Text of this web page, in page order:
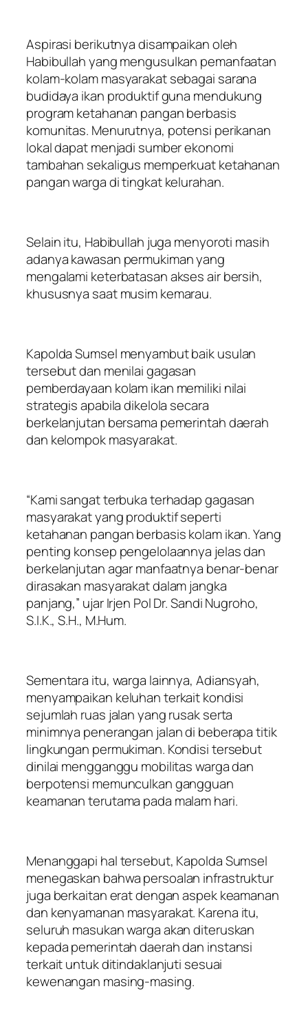
Aspirasi berikutnya disampaikan oleh
Habibullah yang mengusulkan pemanfaatan
kolam-kolam masyarakat sebagai sarana
budidaya ikan produktif guna mendukung
program ketahanan pangan berbasis
komunitas. Menurutnya, potensi perikanan
lokal dapat menjadi sumber ekonomi
tambahan sekaligus memperkuat ketahanan
pangan warga di tingkat kelurahan.
Selain itu, Habibullah juga menyoroti masih
adanya kawasan permukiman yang
mengalami keterbatasan akses air bersih,
khususnya saat musim kemarau.
Kapolda Sumsel menyambut baik usulan
tersebut dan menilai gagasan
pemberdayaan kolam ikan memiliki nilai
strategis apabila dikelola secara
berkelanjutan bersama pemerintah daerah
dan kelompok masyarakat.
“Kami sangat terbuka terhadap gagasan
masyarakat yang produktif seperti
ketahanan pangan berbasis kolam ikan. Yang
penting konsep pengelolaannya jelas dan
berkelanjutan agar manfaatnya benar-benar
dirasakan masyarakat dalam jangka
panjang,” ujar Irjen Pol Dr. Sandi Nugroho,
S.I.K., S.H., M.Hum.
Sementara itu, warga lainnya, Adiansyah,
menyampaikan keluhan terkait kondisi
sejumlah ruas jalan yang rusak serta
minimnya penerangan jalan di beberapa titik
lingkungan permukiman. Kondisi tersebut
dinilai mengganggu mobilitas warga dan
berpotensi memunculkan gangguan
keamanan terutama pada malam hari.
Menanggapi hal tersebut, Kapolda Sumsel
menegaskan bahwa persoalan infrastruktur
juga berkaitan erat dengan aspek keamanan
dan kenyamanan masyarakat. Karena itu,
seluruh masukan warga akan diteruskan
kepada pemerintah daerah dan instansi
terkait untuk ditindaklanjuti sesuai
kewenangan masing-masing.